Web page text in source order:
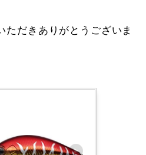
ただきありがとうございま